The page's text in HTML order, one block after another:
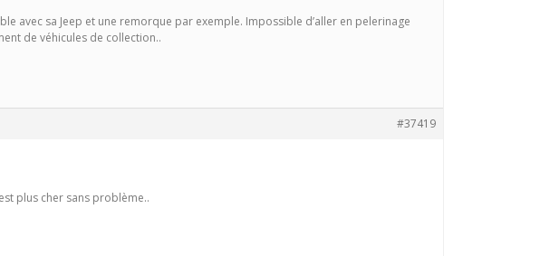
avec sa Jeep et une remorque par exemple. Impossible d’aller en pelerinage
de véhicules de collection..
#37419
plus cher sans problème..